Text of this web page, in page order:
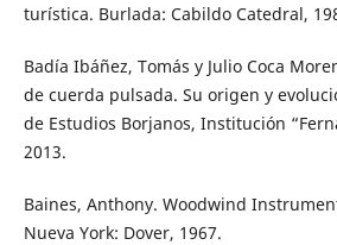
turística. Burlada: Cabildo Catedral,
Badía Ibáñez, Tomás y Julio Coca
de cuerda pulsada. Su origen y
de Estudios Borjanos, Institución
2013.
Baines, Anthony. Woodwind
Nueva York: Dover, 1967.